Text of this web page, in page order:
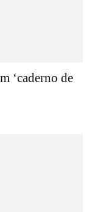
‘caderno de